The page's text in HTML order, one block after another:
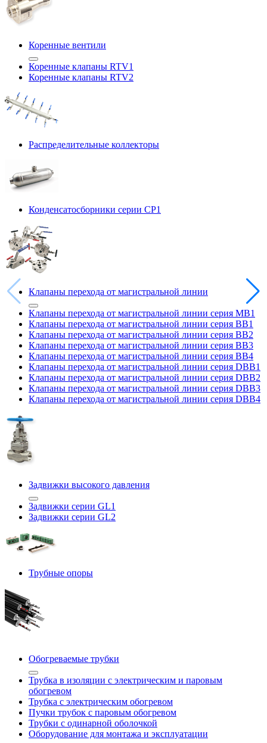
Коренные вентили
Коренные клапаны RTV1
Коренные клапаны RTV2
Распределительные коллекторы
Конденсатосборники серии CP1
Клапаны перехода от магистральной линии
Клапаны перехода от магистральной линии серия MB1
Клапаны перехода от магистральной линии серия BB1
Клапаны перехода от магистральной линии серия BB2
Клапаны перехода от магистральной линии серия BB3
Клапаны перехода от магистральной линии серия BB4
Клапаны перехода от магистральной линии серия DBB1
Клапаны перехода от магистральной линии серия DBB2
Клапаны перехода от магистральной линии серия DBB3
Клапаны перехода от магистральной линии серия DBB4
Задвижки высокого давления
Задвижки серии GL1
Задвижки серии GL2
Трубные опоры
Обогреваемые трубки
Трубка в изоляции с электрическим и паровым
обогревом
Трубка с электрическим обогревом
Пучки трубок с паровым обогревом
Трубки с одинарной оболочкой
Оборудование для монтажа и эксплуатации